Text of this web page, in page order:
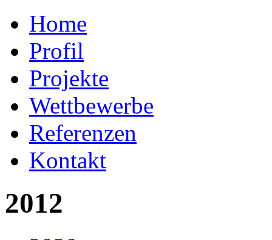
Home
Profil
Projekte
Wettbewerbe
Referenzen
Kontakt
2012